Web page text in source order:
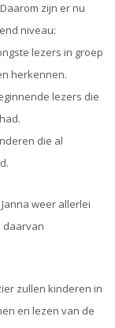
zijn er nu
niveau:
lezers in groep
herkennen.
lezers die
die al
weer allerlei
daarvan
zullen kinderen in
en lezen van de